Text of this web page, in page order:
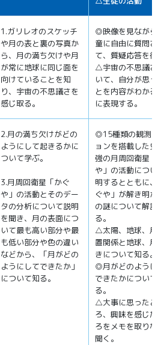
1.ガリレオのスケッチ
や月の表と裏の写真か
ら、月の満ち欠けや月
が常に地球に同じ面を
向けていることを知
り、宇宙の不思議さを
感じ取る。
◎映像を見ながら
童に自由に質問さ
て、質疑応答を行
△宇宙の不思議さ
いて、自分が思っ
とを内容がわかる
に表現する。
2.月の満ち欠けがどの
ようにして起きるかに
ついて学ぶ。
3.月周回衛星「かぐ
や」の活動とそのデー
タの分析について説明
を聞き、月の表面につ
いて最も高い部分や最
も低い部分や色の違い
などから、「月がどの
ようにしてできたか」
について知る。
◎15種類の観測ミ
ョンを搭載した史
強の月周回衛星「
や」の活動につい
明するとともに、
ぐや」が解き明か
の謎について解説
る。
△太陽、地球、月
置関係と地球、月
きについて知る。
◎月がどのように
できたかについて
る。
△大事に思ったと
ろ、興味を感じた
ろをメモを取りな
聞く。